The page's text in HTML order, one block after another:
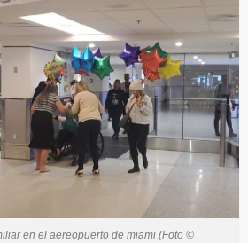
en el aereopuerto de miami (Foto ©